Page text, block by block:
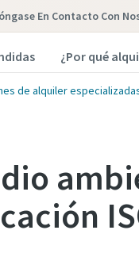
En Contacto Con
¿Por qué
de alquiler